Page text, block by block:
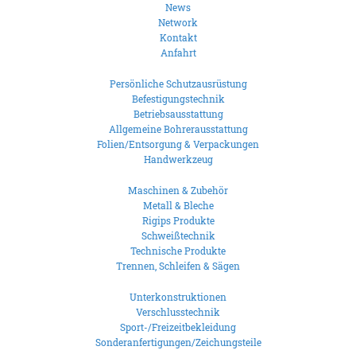
News
Network
Kontakt
Anfahrt
Persönliche Schutzausrüstung
Befestigungstechnik
Betriebsausstattung
Allgemeine Bohrerausstattung
Folien/Entsorgung & Verpackungen
Handwerkzeug
Maschinen & Zubehör
Metall & Bleche
Rigips Produkte
Schweißtechnik
Technische Produkte
Trennen, Schleifen & Sägen
Unterkonstruktionen
Verschlusstechnik
Sport-/Freizeitbekleidung
Sonderanfertigungen/Zeichungsteile